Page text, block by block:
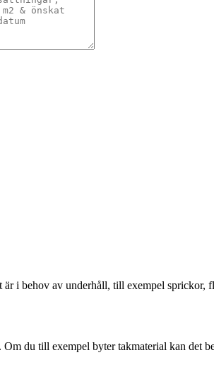
i behov av underhåll, till exempel
du till exempel byter takmaterial kan det